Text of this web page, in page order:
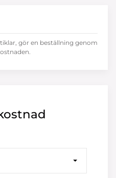
gör en beställning genom